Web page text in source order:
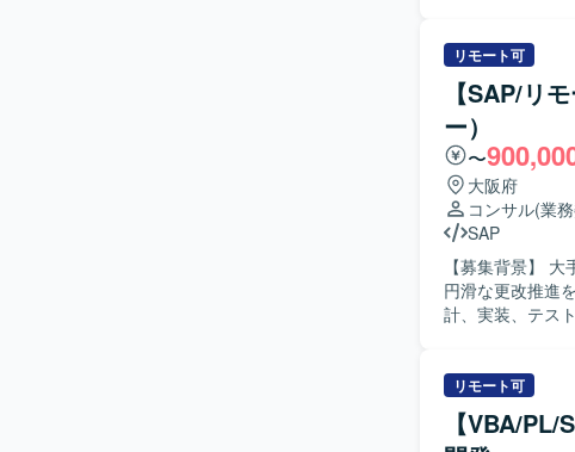
きます。
運用フロー設
ー、テスト計
設定・開発、
およびテスト実施
像】 上流工程を
日本語でコミュ
にご活躍いただ
解の深化に取り組んでいた
クトセンター領
能を活用した構
ンで、大規模案
キャリア形成に取り組んでいただけ
リモート可
【SAP/リ
ー）
〜
大阪府
コンサル(業
SAP
【募集背景】
円滑な更改推進を図るための募集
計、実装、テス
とめ資料や説
など、コミュニケーシ
ケーション力
リモート可
【VBA/